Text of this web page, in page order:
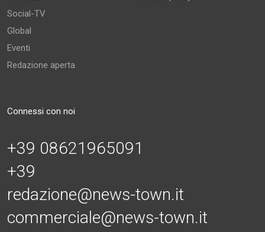
Social-TV
Global
Eventi
Redazione aperta
Connessi con noi
+39 08621965091
+39
redazione@news-town.it
commerciale@news-town.it